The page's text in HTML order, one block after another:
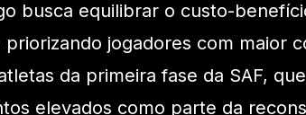
busca equilibrar o custo-
priorizando jogadores com maior
da primeira fase da SAF,
elevados como parte da